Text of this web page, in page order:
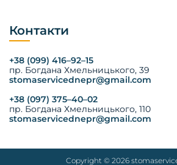
Контакти
+38 (099) 416–92–15
пр. Богдана Хмельницького, 39
stomaservicednepr@gmail.com
+38 (097) 375–40–02
пр. Богдана Хмельницького, 110
stomaservicednepr@gmail.com
Copyright © 2026